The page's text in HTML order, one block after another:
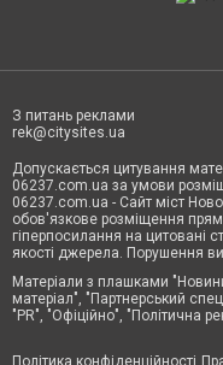
З питань реклами
rek@citysites.ua
Допускається цитування
06237.com.ua за умови
06237.com.ua - Сайт міст
обов'язкове розміщення
гіперпосилання на цитовані
якості джерела. Порушення
Матеріали з плашками
матеріал", "Партнерський
"PR", "Офіційно", "Політична
Політика конфіденційності